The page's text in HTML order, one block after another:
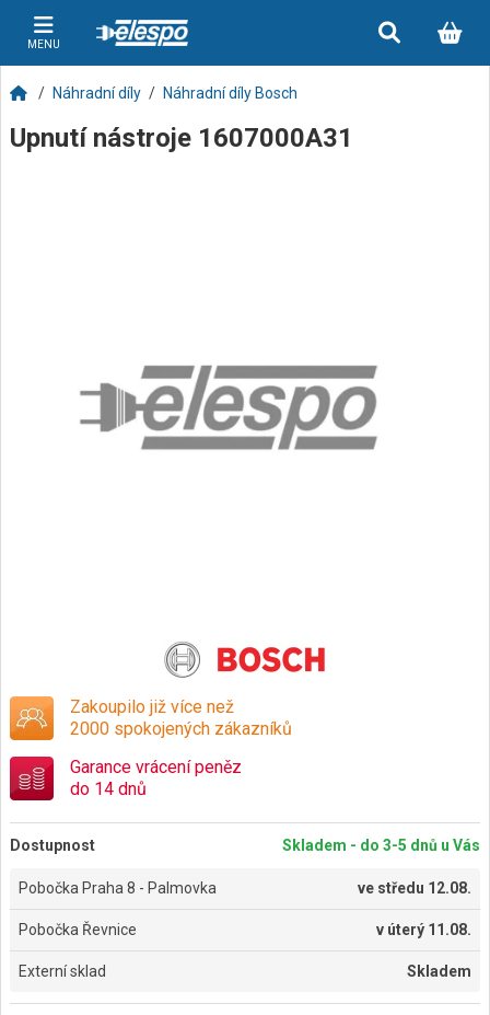
MENU
Náhradní díly Náhradní díly Bosch
Upnutí nástroje 1607000A31
Zakoupilo již více než
2000 spokojených zákazníků
Garance vrácení peněz
do 14 dnů
Dostupnost Skladem - do 3-5 dnů u Vás
Pobočka Praha 8 - Palmovka ve středu 12.08.
Pobočka Řevnice v úterý 11.08.
Externí sklad Skladem